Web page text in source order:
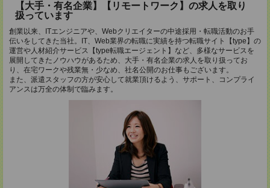
【大手・有名企業】【リモートワーク】の求人を取り
扱っています
創業以来、ITエンジニアや、Webクリエイターの中途採用・転職活動のお手
伝いをしてきた当社。IT、Web業界の転職に実績を持つ転職サイト【type】の
運営や人材紹介サービス【type転職エージェント】など、多様なサービスを
展開してきたノウハウがあるため、大手・有名企業の求人を取り扱ってお
り、在宅ワークや残業無・少なめ、社名公開のお仕事もございます。
また、派遣スタッフの方が安心して就業頂けるよう、サポート、コンプライ
アンスは万全の体制で臨みます。